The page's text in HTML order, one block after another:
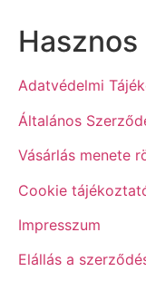
Adatvédelmi
Általános
Vásárlás menete
Cookie
Impresszum
Elállás a